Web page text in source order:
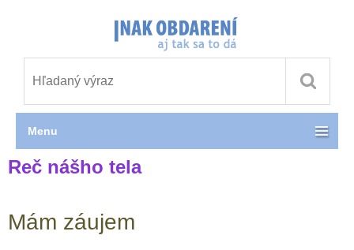
Reč nášho tela
Mám záujem
Menu